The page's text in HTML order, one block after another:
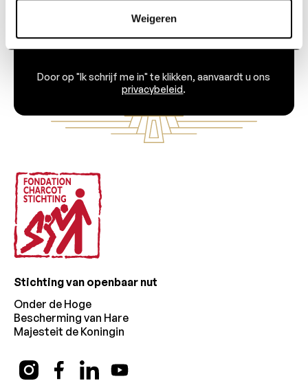
Weigeren
Door op "Ik schrijf me in" te klikken, aanvaardt u ons
privacybeleid.
Voettekst
Stichting van openbaar nut
Onder de Hoge
Bescherming van Hare
Majesteit de Koningin